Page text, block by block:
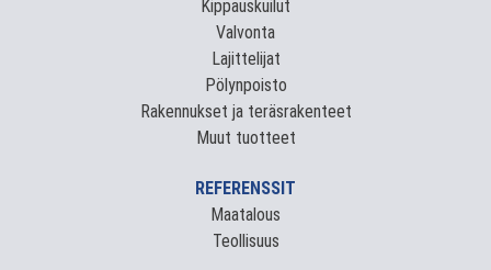
Kippauskuilut
Valvonta
Lajittelijat
Pölynpoisto
Rakennukset ja teräsrakenteet
Muut tuotteet
REFERENSSIT
Maatalous
Teollisuus